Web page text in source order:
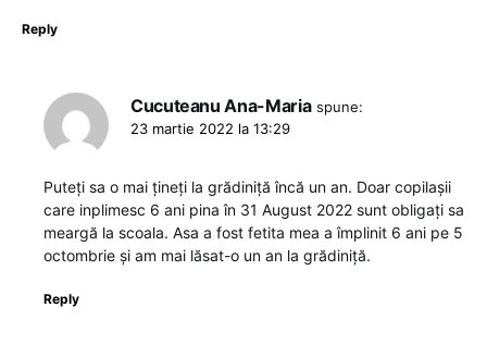
Reply
Cucuteanu Ana-Maria spune:
23 martie 2022 la 13:29
Puteți sa o mai țineți la grădiniță încă un an. Doar copilașii
care inplimesc 6 ani pina în 31 August 2022 sunt obligați sa
meargă la scoala. Asa a fost fetita mea a împlinit 6 ani pe 5
octombrie și am mai lăsat-o un an la grădiniță.
Reply